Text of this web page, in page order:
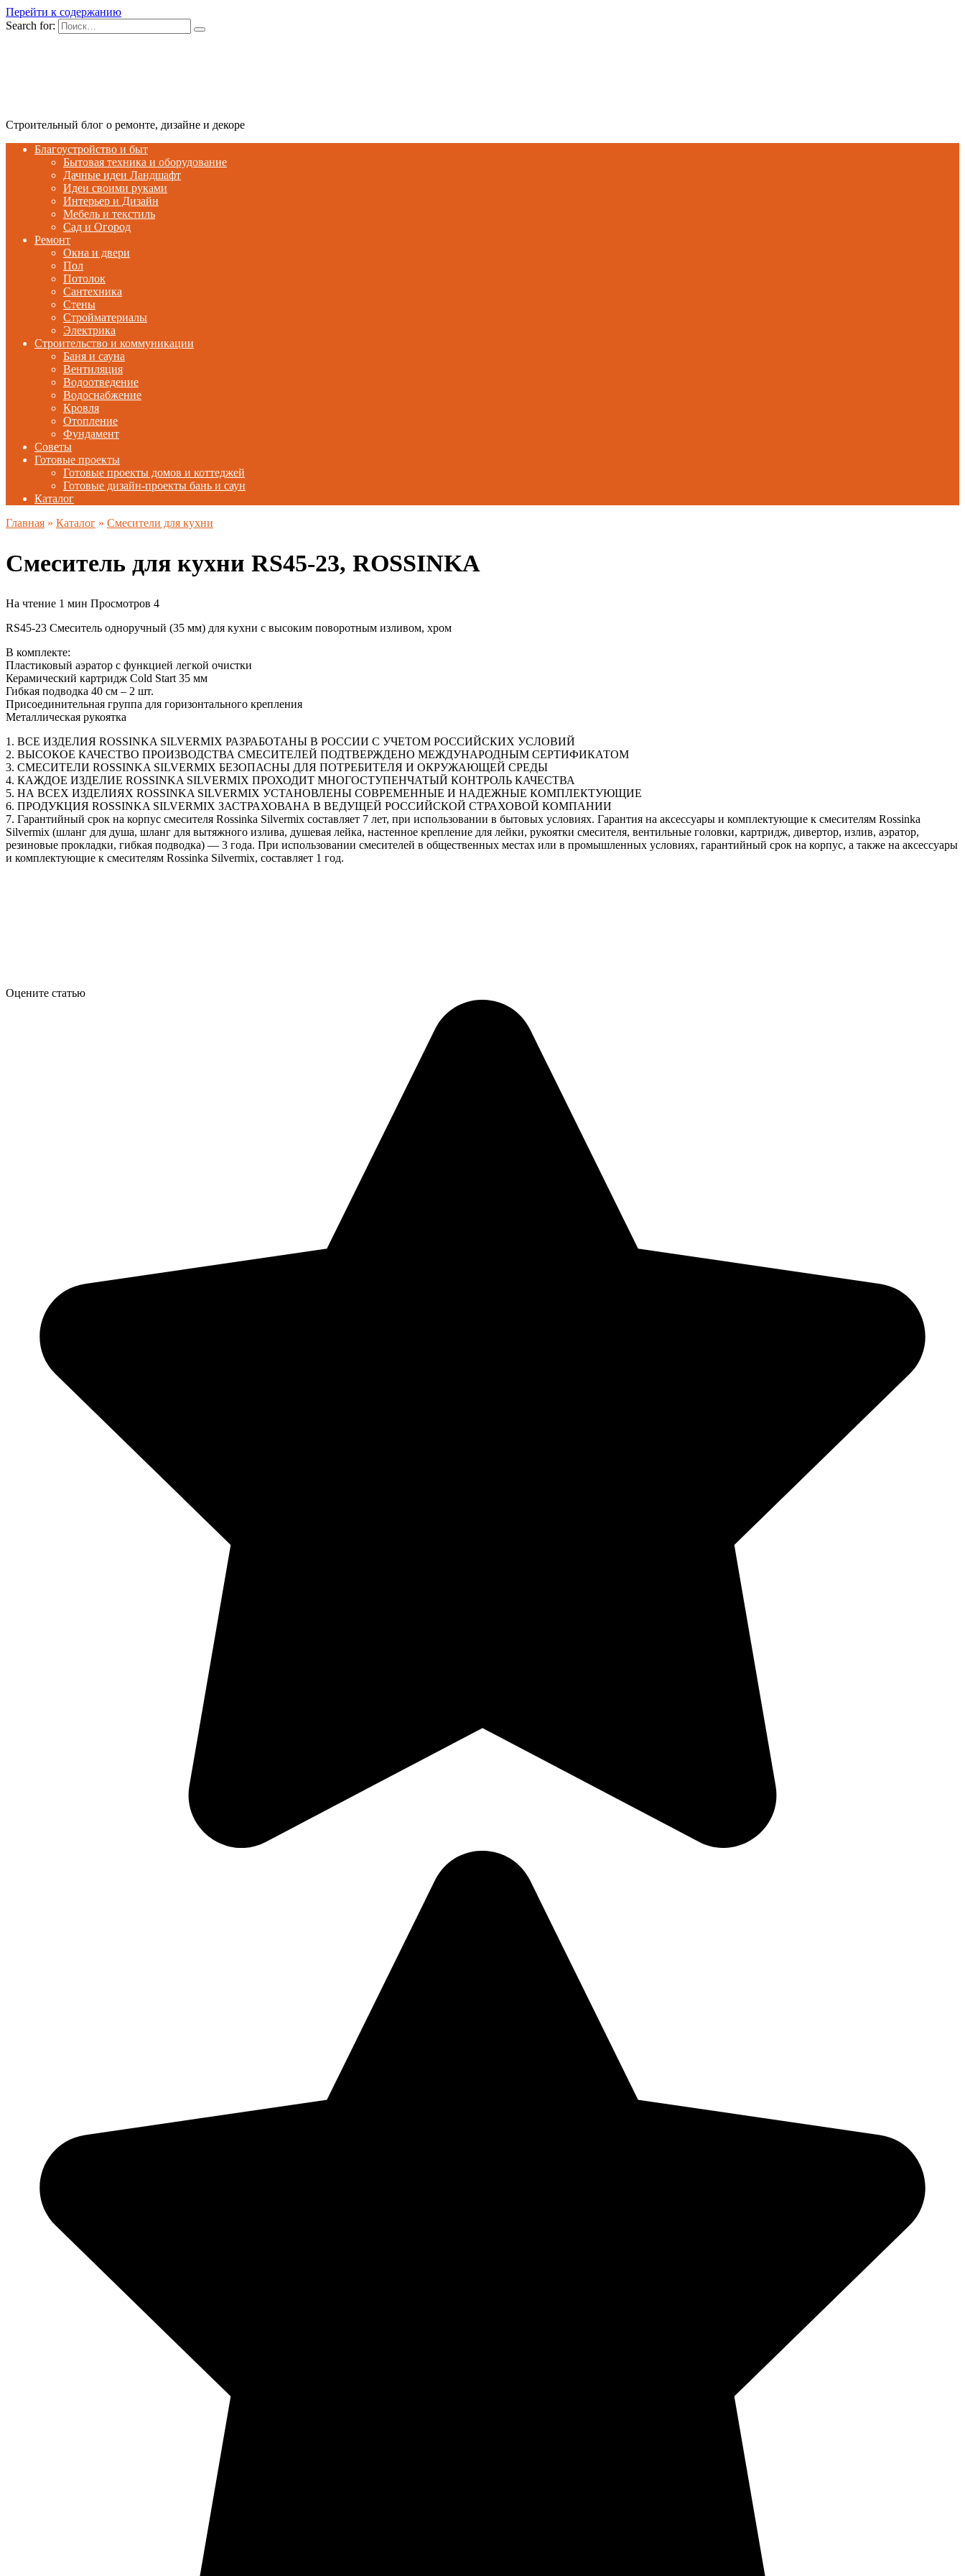
Перейти к содержанию
Search for:
Строительный блог о ремонте, дизайне и декоре
Благоустройство и быт
Бытовая техника и оборудование
Дачные идеи Ландшафт
Идеи своими руками
Интерьер и Дизайн
Мебель и текстиль
Сад и Огород
Ремонт
Окна и двери
Пол
Потолок
Сантехника
Стены
Стройматериалы
Электрика
Строительство и коммуникации
Баня и сауна
Вентиляция
Водоотведение
Водоснабжение
Кровля
Отопление
Фундамент
Советы
Готовые проекты
Готовые проекты домов и коттеджей
Готовые дизайн-проекты бань и саун
Каталог
Главная » Каталог » Смесители для кухни
Смеситель для кухни RS45-23, ROSSINKA
На чтение 1 мин Просмотров 4
RS45-23 Смеситель одноручный (35 мм) для кухни с высоким поворотным изливом, хром
В комплекте:
Пластиковый аэратор с функцией легкой очистки
Керамический картридж Cold Start 35 мм
Гибкая подводка 40 см – 2 шт.
Присоединительная группа для горизонтального крепления
Металлическая рукоятка
1. ВСЕ ИЗДЕЛИЯ ROSSINKA SILVERMIX РАЗРАБОТАНЫ В РОССИИ С УЧЕТОМ РОССИЙСКИХ УСЛОВИЙ
2. ВЫСОКОЕ КАЧЕСТВО ПРОИЗВОДСТВА СМЕСИТЕЛЕЙ ПОДТВЕРЖДЕНО МЕЖДУНАРОДНЫМ СЕРТИФИКАТОМ
3. СМЕСИТЕЛИ ROSSINKA SILVERMIX БЕЗОПАСНЫ ДЛЯ ПОТРЕБИТЕЛЯ И ОКРУЖАЮЩЕЙ СРЕДЫ
4. КАЖДОЕ ИЗДЕЛИЕ ROSSINKA SILVERMIX ПРОХОДИТ МНОГОСТУПЕНЧАТЫЙ КОНТРОЛЬ КАЧЕСТВА
5. НА ВСЕХ ИЗДЕЛИЯХ ROSSINKA SILVERMIX УСТАНОВЛЕНЫ СОВРЕМЕННЫЕ И НАДЕЖНЫЕ КОМПЛЕКТУЮЩИЕ
6. ПРОДУКЦИЯ ROSSINKA SILVERMIX ЗАСТРАХОВАНА В ВЕДУЩЕЙ РОССИЙСКОЙ СТРАХОВОЙ КОМПАНИИ
7. Гарантийный срок на корпус смесителя Rossinka Silvermix составляет 7 лет, при использовании в бытовых условиях. Гарантия на аксессуары и комплектующие к смесителям Rossinka
Silvermix (шланг для душа, шланг для вытяжного излива, душевая лейка, настенное крепление для лейки, рукоятки смесителя, вентильные головки, картридж, дивертор, излив, аэратор,
резиновые прокладки, гибкая подводка) — 3 года. При использовании смесителей в общественных местах или в промышленных условиях, гарантийный срок на корпус, а также на аксессуары
и комплектующие к смесителям Rossinka Silvermix, составляет 1 год.
Оцените статью